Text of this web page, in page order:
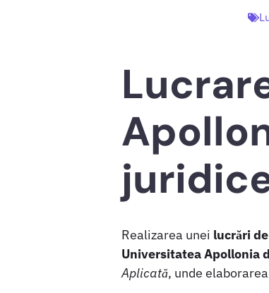
Realizarea unei lucrări
Universitatea Apollonia
Aplicată, unde